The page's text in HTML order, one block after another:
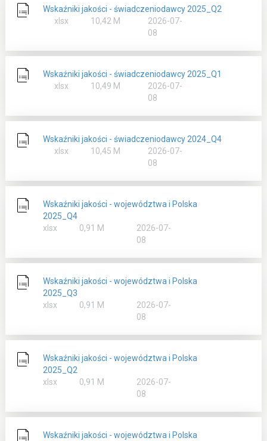
Wskaźniki jakości - świadczeniodawcy 2025_Q2
xlsx
rozmiar
10,42 M
2026-07-
08
Wskaźniki jakości - świadczeniodawcy 2025_Q1
xlsx
rozmiar
10,49 M
2026-07-
08
Wskaźniki jakości - świadczeniodawcy 2024_Q4
xlsx
rozmiar
10,45 M
2026-07-
08
Wskaźniki jakości - województwa i Polska
2025_Q4
xlsx
rozmiar
0,91 M
2026-07-
08
Wskaźniki jakości - województwa i Polska
2025_Q3
xlsx
rozmiar
0,91 M
2026-07-
08
Wskaźniki jakości - województwa i Polska
2025_Q2
xlsx
rozmiar
0,91 M
2026-07-
08
Wskaźniki jakości - województwa i Polska